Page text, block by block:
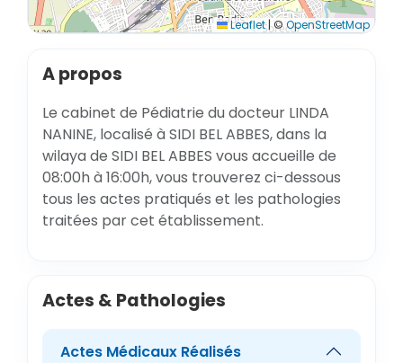
Leaflet |©OpenStreetMap
A propos
Le cabinet de Pédiatrie du docteur LINDA
NANINE, localisé à SIDI BEL ABBES, dans la
wilaya de SIDI BEL ABBES vous accueille de
08:00h à 16:00h, vous trouverez ci-dessous
tous les actes pratiqués et les pathologies
traitées par cet établissement.
Actes & Pathologies
Actes Médicaux Réalisés